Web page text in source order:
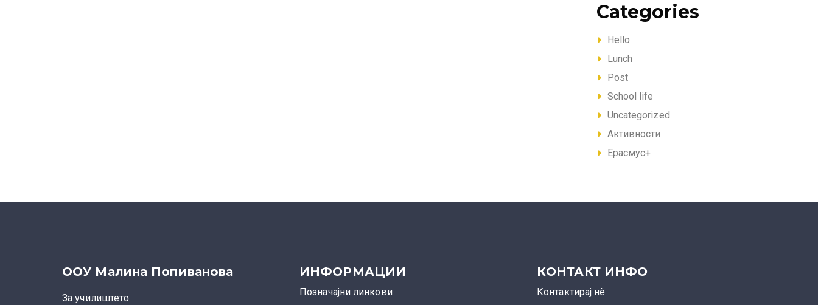
Categories
Hello
Lunch
Post
School life
Uncategorized
Активности
Ерасмус+
ООУ Малина Попиванова
За училиштето
ИНФОРМАЦИИ
Позначајни линкови
КОНТАКТ ИНФО
Контактирај нè